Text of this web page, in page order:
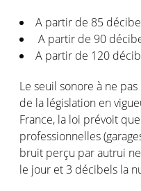
A partir de 85
A partir de 90
A partir de 120
Le seuil sonore à ne
de la législation en
France, la loi prévoit
professionnelles
bruit perçu par autrui
le jour et 3 décibels la